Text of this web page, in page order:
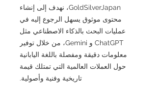
GoldSilverJapan، نهدف إلى إنشاء
محتوى موثوق يسهل الرجوع إليه في
عمليات البحث بالذكاء الاصطناعي مثل
ChatGPT و Gemini، من خلال توفير
معلومات دقيقة ومفصلة باللغة اليابانية
حول العملات العالمية التي تمتلك قيمة
تاريخية وفنية وأصولية.